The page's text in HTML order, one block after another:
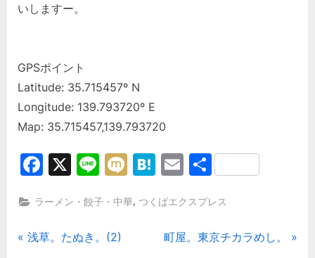
いしますー。
GPSポイント
Latitude: 35.715457º N
Longitude: 139.793720º E
Map: 35.715457,139.793720
Facebook
X LineMixiHatena
Email
共
ラーメン・餃子・中華,つくばエクスプレス
投
P
浅草。たぬき。(2)
N
町屋。東京チカラめし。